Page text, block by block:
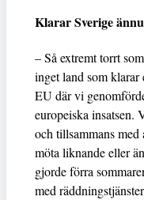
Klarar Sverige
– Så extremt torrt
inget land som
EU där vi
europeiska insatsen.
och tillsammans
möta liknande eller
gjorde förra
med